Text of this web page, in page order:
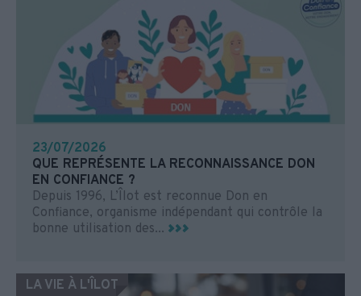
23/07/2026
QUE REPRÉSENTE LA RECONNAISSANCE DON
EN CONFIANCE ?
Depuis 1996, L’Îlot est reconnue Don en
Confiance, organisme indépendant qui contrôle la
bonne utilisation des...
LA VIE À L'ÎLOT